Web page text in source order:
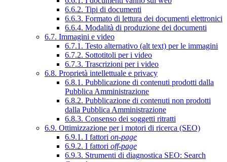
6.6.2. Tipi di documenti
6.6.3. Formato di lettura dei documenti elettronici
6.6.4. Modalità di produzione dei documenti
6.7. Immagini e video
6.7.1. Testo alternativo (alt text) per le immagini
6.7.2. Sottotitoli per i video
6.7.3. Trascrizioni per i video
6.8. Proprietà intellettuale e privacy
6.8.1. Pubblicazione di contenuti prodotti dalla
Pubblica Amministrazione
6.8.2. Pubblicazione di contenuti non prodotti
dalla Pubblica Amministrazione
6.8.3. Consenso dei soggetti ritratti
6.9. Ottimizzazione per i motori di ricerca (SEO)
6.9.1. I fattori on-page
6.9.2. I fattori off-page
6.9.3. Strumenti di diagnostica SEO: Search